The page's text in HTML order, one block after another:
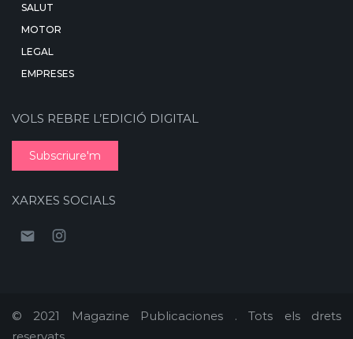
SALUT
MOTOR
LEGAL
EMPRESES
VOLS REBRE L’EDICIÓ DIGITAL
Subscriure'm
XARXES SOCIALS
© 2021 Magazine Publicaciones . Tots els drets